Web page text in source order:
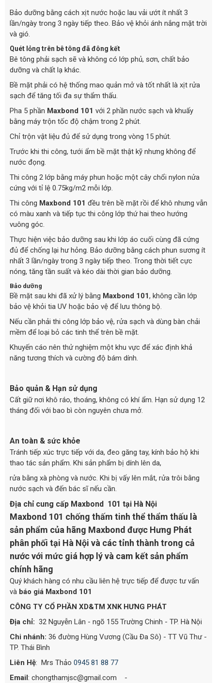
Bảo dưỡng bằng cách xịt nước hoặc lau vải ướt ít nhất 3
lần/ngày trong 3 ngày tiếp theo. Bảo vệ khỏi ánh nắng mặt trời
và gió.
Quét lỏng trên bê tông đã đông kết
Bê tông phải sạch sẽ và không có lớp phủ, sơn, chất bảo
dưỡng và chất lạ khác.
Bề mặt phải có hệ thống mao quản mở và tốt nhất là xịt rửa
sạch để tăng tối đa sự thẩm thấu.
Pha 5 phần Maxbond 101 với 2 phần nước sạch và khuấy
bằng máy trộn tốc độ chậm trong 2 phút.
Chỉ trộn vật liệu đủ để sử dụng trong vòng 15 phút.
Trước khi thi công, tưới ẩm bề mặt thật kỹ nhưng không để
nước đọng.
Thi công 2 lớp bằng máy phun hoặc một cây chổi nylon nửa
cứng với tỉ lệ 0.75kg/m2 mỗi lớp.
Thi công Maxbond 101 đều trên bề mặt rồi để khô nhưng vẫn
có màu xanh và tiếp tục thi công lớp thứ hai theo hướng
vuông góc.
Thực hiện việc bảo dưỡng sau khi lớp áo cuối cùng đã cứng
đủ để chống lại hư hỏng. Bảo dưỡng bằng cách phun sương ít
nhất 3 lần/ngày trong 3 ngày tiếp theo. Trong thời tiết cực
nóng, tăng tần suất và kéo dài thời gian bảo dưỡng.
Bảo dưỡng
Bề mặt sau khi đã xử lý bằng Maxbond 101, không cần lớp
bảo vệ khỏi tia UV hoặc bảo vệ để lưu thông bộ.
Nếu cần phải thi công lớp bảo vệ, rửa sạch và dùng bàn chải
mềm để loại bỏ các tinh thể trên bề mặt.
Khuyến cáo nên thử nghiệm một khu vực để xác định khả
năng tương thích và cường độ bám dính.
Bảo quản & Hạn sử dụng
Cất giữ nơi khô ráo, thoáng, không có khí ẩm. Hạn sử dụng 12
tháng đối với bao bì còn nguyên chưa mở.
An toàn & sức khỏe
Tránh tiếp xúc trực tiếp với da, đeo găng tay, kính bảo hộ khi
thao tác sản phẩm. Khi sản phẩm bị dính lên da,
rửa bằng xà phòng và nước. Khi bị vấy lên mắt, rửa trôi bằng
nước sạch và đến bác sĩ nếu cần.
Địa chỉ cung cấp Maxbond 101 tại Hà Nội
Maxbond 101 chống thấm tinh thể thẩm thấu là
sản phẩm của hãng Maxbond được Hưng Phát
phân phối tại Hà Nội và các tỉnh thành trong cả
nước với mức giá hợp lý và cam kết sản phẩm
chính hãng
Quý khách hàng có nhu cầu liên hệ trực tiếp để được tư vấn
và báo giá Maxbond 101
CÔNG TY CỔ PHẦN XD&TM XNK HƯNG PHÁT
Địa chỉ: 32 Nguyễn Lân - ngõ 155 Trường Chinh - TP. Hà Nội
Chi nhánh: 36 đường Hùng Vương (Cầu Đa Sô) - TT Vũ Thư -
TP. Thái Bình
Liên Hệ: Mrs Thảo 0945 81 88 77
Email: chongthamjsc@gmail.com -